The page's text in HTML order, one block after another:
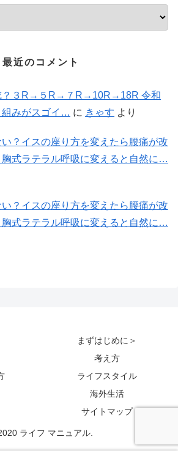
最近のコメント
？３R→５R→７R→10R→18R 令和
組みがスゴイ… に きゃす より
？イスの座り方を変えたら腰痛が改
式ラテラル呼吸に変えると自然に…
？イスの座り方を変えたら腰痛が改
式ラテラル呼吸に変えると自然に…
まずはじめに＞
考え方
ライフスタイル
海外生活
サイトマップ
ライフ マニュアル.